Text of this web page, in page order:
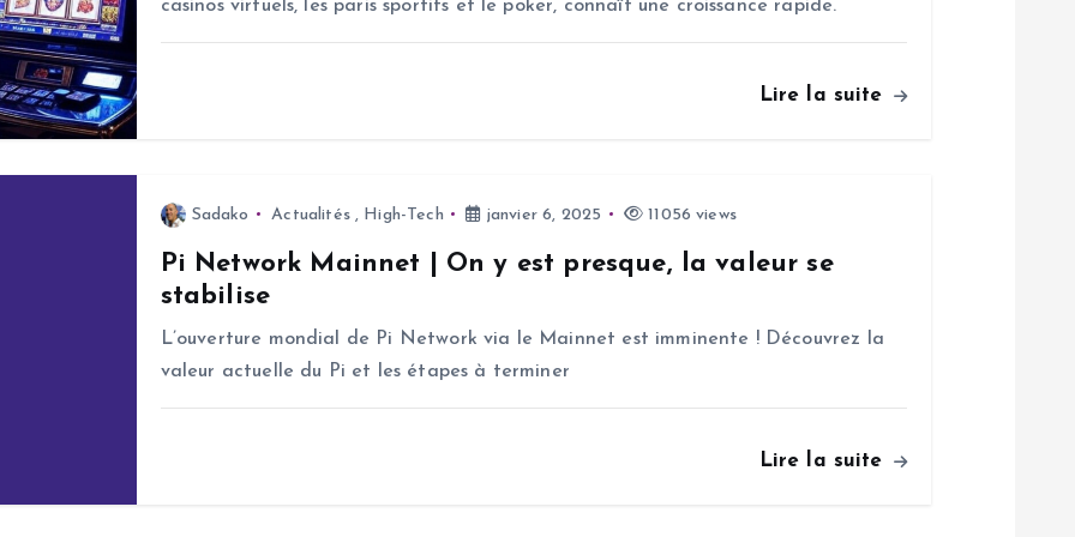
casinos virtuels, les paris sportifs et le poker, connaît une croissance rapide.
Lire la suite
Sadako Actualités, High-Tech janvier 6, 2025 11056 views
Pi Network Mainnet | On y est presque, la valeur se
stabilise
L’ouverture mondial de Pi Network via le Mainnet est imminente ! Découvrez la
valeur actuelle du Pi et les étapes à terminer
Lire la suite